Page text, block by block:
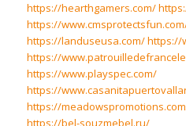
https://hearthgamers.com/
https://
https://landuseusa.com/https://
https://
https://www.playspec.com/
https://
https://
https://bel-souzmebel.ru/